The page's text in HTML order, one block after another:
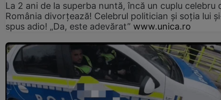
La 2 ani de la superba nuntă, încă un cuplu celebru
România divorțează! Celebrul politician și soția lui
spus adio! „Da, este adevărat” www.unica.ro